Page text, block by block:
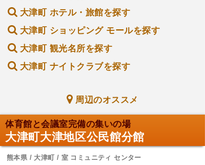
大津町 ホテル・旅館を探す
大津町 ショッピング モールを探す
大津町 観光名所を探す
大津町 ナイトクラブを探す
周辺のオススメ
体育館と会議室完備の集いの場
大津町大津地区公民館分館
熊本県 / 大津町 / 室 コミュニティ センター